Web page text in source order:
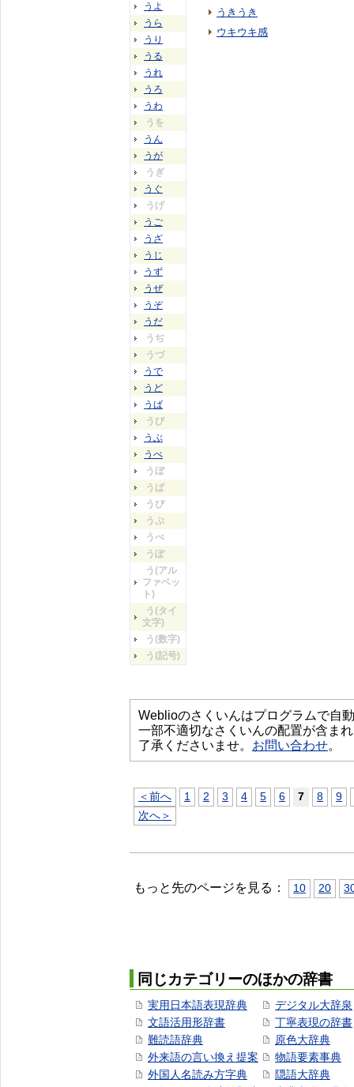
うよ
うら
うり
うる
うれ
うろ
うわ
うを
うん
うが
うぎ
うぐ
うげ
うご
うざ
うじ
うず
うぜ
うぞ
うだ
うぢ
うづ
うで
うど
うば
うび
うぶ
うべ
うぼ
うぱ
うぴ
うぷ
うぺ
うぽ
う(アル
ファベッ
ト)
う(タイ
文字)
う(数字)
う(記号)
うきうき
ウキウキ感
Weblioのさくいんはプログラムで自
一部不適切なさくいんの配置が含ま
了承くださいませ。 お問い合わせ。
＜前へ 1 2 3 4 5 6 7 8
9
次へ＞
もっと先のページを見る： 10 20
同じカテゴリーのほかの辞書
実用日本語表現辞典
文語活用形辞書
難読語辞典
外来語の言い換え提案
外国人名読み方字典
デジタル大辞泉
丁寧表現の辞書
原色大辞典
物語要素事典
隠語大辞典